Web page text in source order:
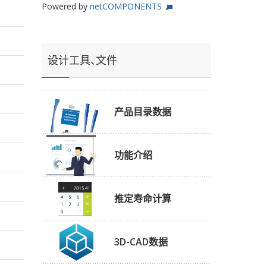
Powered by netCOMPONENTS
设计工具、文件
产品目录数据
功能介绍
推定寿命计算
3D-CAD数据